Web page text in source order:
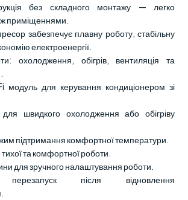
без складного монтажу — легко
приміщеннями.
забезпечує плавну роботу, стабільну
електроенергії.
охолодження, обігрів, вентиляція та
модуль для керування кондиціонером зі
швидкого охолодження або обігріву
підтримання комфортної температури.
та комфортної роботи.
для зручного налаштування роботи.
перезапуск після відновлення